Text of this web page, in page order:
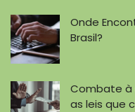
Onde
Brasil?
Combate à
as leis que